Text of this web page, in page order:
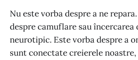
Nu este vorba despre a ne
despre camuflare sau încercarea
neurotipic. Este vorba despre a
sunt conectate creierele